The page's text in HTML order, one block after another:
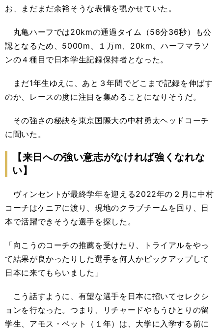
お、まだまだ余裕そうな表情を覗かせていた。
丸亀ハーフでは20kmの通過タイム（56分36秒）も公
認となるため、5000m、１万m、20km、ハーフマラソ
ンの４種目で日本学生記録保持者となった。
まだ1年生ゆえに、あと３年間でどこまで記録を伸ばす
のか、レースの度に注目を集めることになりそうだ。
その強さの秘訣を東京国際大の中村勇太ヘッドコーチ
に聞いた。
【来日への強い意志がなければ強くなれな
い】
ヴィンセントが最終学年を迎える2022年の２月に中村
コーチはケニアに渡り、現地のクラブチームを回り、日
本で活躍できそうな選手を探した。
「向こうのコーチの推薦を受けたり、トライアルをやっ
て結果が良かったりした選手を何人かピックアップして
日本に来てもらいました」
こう話すように、有望な選手を日本に招いてセレクシ
ョンを行なった。つまり、リチャードやもうひとりの留
学生、アモス・ベット（１年）は、大学に入学する前に